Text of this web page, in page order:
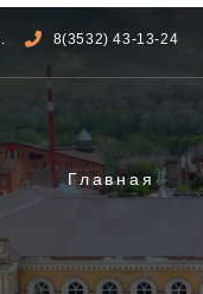
8(3532) 43-13-24
Главная